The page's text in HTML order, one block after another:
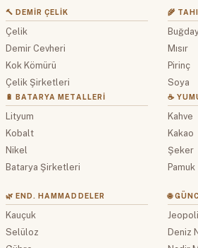
🔨 DEMIR ÇELIK
Çelik
Demir Cevheri
Kok Kömürü
Çelik Şirketleri
🔋 BATARYA METALLERI
Lityum
Kobalt
Nikel
Batarya Şirketleri
🌾
Mısır
Pirinç
Soya
☕
Kahve
Kakao
Şeker
Pamuk
🌿 END. HAMMADDELER
Kauçuk
Selüloz
🌐
Deniz